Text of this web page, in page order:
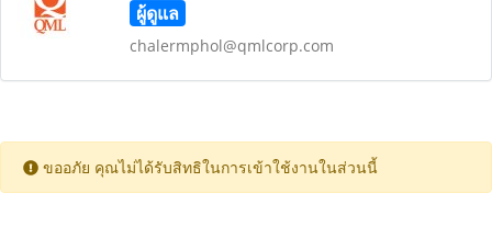
ผู้ดูแล
chalermphol@qmlcorp.com
ขออภัย คุณไม่ได้รับสิทธิในการเข้าใช้งานในส่วนนี้